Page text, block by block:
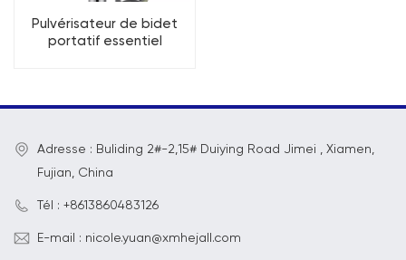
Pulvérisateur de bidet
portatif essentiel
pour salle de bain
Adresse : Buliding 2#-2,15# Duiying Road Jimei , Xiamen,
Fujian, China
Tél : +8613860483126
E-mail : nicole.yuan@xmhejall.com